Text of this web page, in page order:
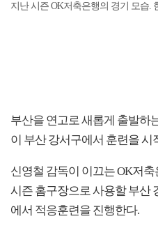
지난 시즌 OK저축은행의 경기 모습.
부산을 연고로 새롭게 출발하
이 부산 강서구에서 훈련을 시
신영철 감독이 이끄는 OK저
시즌 홈구장으로 사용할 부산
에서 적응훈련을 진행한다.